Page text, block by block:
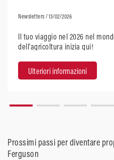
Newsletters / 13/02/2026
Il tuo viaggio nel 2026 nel
dell'agricoltura inizia qui!
Ulteriori informazioni
Prossimi passi per diventare
Ferguson